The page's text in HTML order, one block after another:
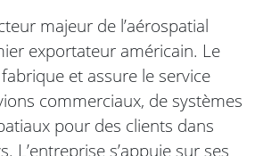
majeur de l’aérospatial
exportateur américain. Le
et assure le service
commerciaux, de systèmes
pour des clients dans
L’entreprise s’appuie sur ses